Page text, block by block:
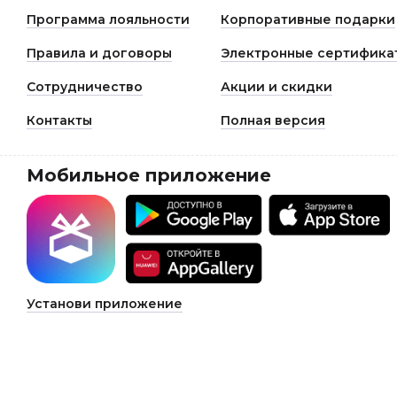
Программа лояльности Корпоративные подарки
Правила и договоры Электронные
Сотрудничество Акции и скидки
Контакты Полная версия
Мобильное приложение
Установи приложение